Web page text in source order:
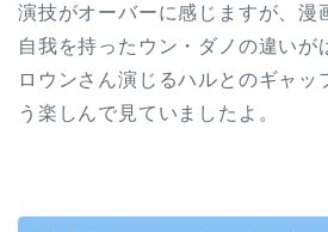
演技がオーバーに感じますが、漫
自我を持ったウン・ダノの違いが
ロウンさん演じるハルとのギャッ
う楽しんで見ていましたよ。